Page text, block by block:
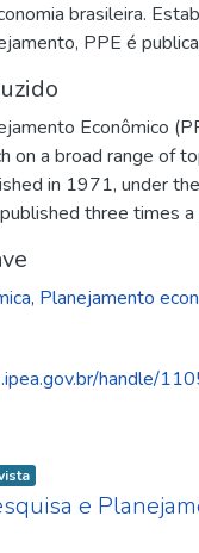
brasileira.
PPE é
Econômico
on a broad range of
in 1971, under
three times
, Planejamento
handle/
type:
,
e